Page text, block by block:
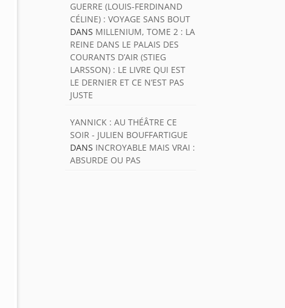
GUERRE (LOUIS-FERDINAND
CÉLINE) : VOYAGE SANS BOUT
DANS MILLENIUM, TOME 2 : LA
REINE DANS LE PALAIS DES
COURANTS D’AIR (STIEG
LARSSON) : LE LIVRE QUI EST
LE DERNIER ET CE N’EST PAS
JUSTE
YANNICK : AU THÉÂTRE CE
SOIR - JULIEN BOUFFARTIGUE
DANS INCROYABLE MAIS VRAI :
ABSURDE OU PAS